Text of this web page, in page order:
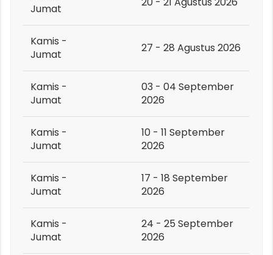
Jumat
Kamis -
Jumat
27 - 28 Agustus 2026
Kamis -
Jumat
03 - 04 September
2026
Kamis -
Jumat
10 - 11 September
2026
Kamis -
Jumat
17 - 18 September
2026
Kamis -
Jumat
24 - 25 September
2026